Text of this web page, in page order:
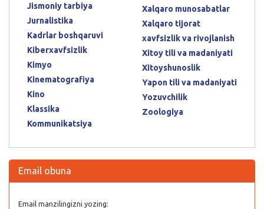
Jismoniy tarbiya
Jurnalistika
Kadrlar boshqaruvi
Kiberxavfsizlik
Kimyo
Kinematografiya
Kino
Klassika
Kommunikatsiya
Xalqaro munosabatlar
Xalqaro tijorat
xavfsizlik va rivojlanish
Xitoy tili va madaniyati
Xitoyshunoslik
Yapon tili va madaniyati
Yozuvchilik
Zoologiya
Email obuna
Email manzilingizni yozing: